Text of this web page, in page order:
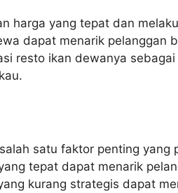
harga yang tepat dan
dapat menarik pelanggan
resto ikan dewanya
satu faktor penting
tepat dapat menarik
kurang strategis dapat